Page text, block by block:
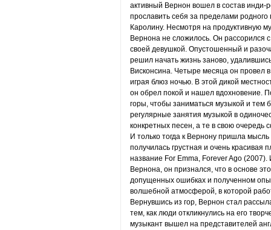
активный Вернон вошел в состав инди-
прославить себя за пределами
Каролину. Несмотря на продуктивную
Вернона не сложилось. Он рассорился
своей девушкой. Опустошенный и
решил начать жизнь заново,
Висконсина. Четыре месяца он провел
играя блюз ночью. В этой дикой
он обрел покой и нашел вдохновение.
горы, чтобы заниматься музыкой и тем
регулярные занятия музыкой в
конкретных песен, а те в свою
И только тогда к Вернону пришла
получилась грустная и очень красивая
название For Emma, Forever Ago
Вернона, он признался, что в основе
допущенных ошибках и полученном
волшебной атмосферой, в которой
Вернувшись из гор, Вернон стал
тем, как люди откликнулись на его
музыкант вышел на представителей